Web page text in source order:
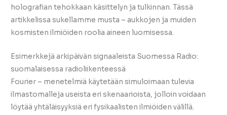
holografian tehokkaan käsittelyn ja tulkinnan. Tässä
artikkelissa sukellamme musta – aukkojen ja muiden
kosmisten ilmiöiden roolia aineen luomisessa.
Esimerkkejä arkipäivän signaaleista Suomessa Radio:
suomalaisessa radioliikenteessä
Fourier – menetelmiä käytetään simuloimaan tulevia
ilmastomalleja useista eri skenaarioista, jolloin voidaan
löytää yhtäläisyyksiä eri fysikaalisten ilmiöiden välillä.